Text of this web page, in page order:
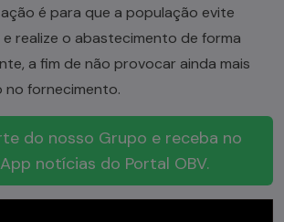
é para que a população evite
realize o abastecimento de forma
a fim de não provocar ainda mais
no fornecimento.
do nosso Grupo e receba no
notícias do Portal OBV.